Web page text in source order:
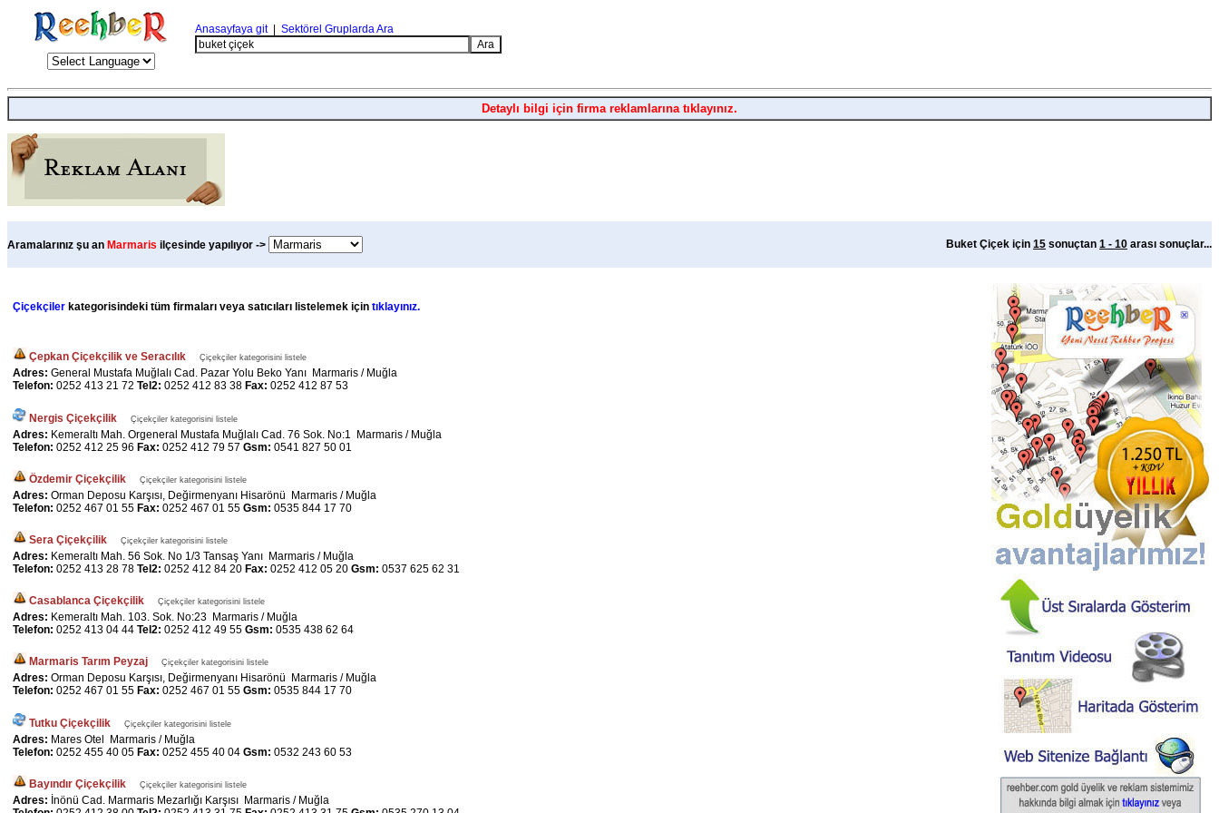
Anasayfaya git| Sektörel Gruplarda Ara
Detaylı bilgi için firma reklamlarına tıklayınız.
Aramalarınız şu an Marmaris ilçesinde yapılıyor -> Buket Çiçek için 15 sonuçtan 1 - 10 arası sonuçlar...
Çiçekçiler kategorisindeki tüm firmaları veya satıcıları listelemek için tıklayınız.
Çepkan Çiçekçilik ve Seracılık Çiçekçiler kategorisini listele
Adres: General Mustafa Muğlalı Cad. Pazar Yolu Beko Yanı Marmaris / Muğla
Telefon: 0252 413 21 72 Tel2: 0252 412 83 38 Fax: 0252 412 87 53
Nergis Çiçekçilik Çiçekçiler kategorisini listele
Adres: Kemeraltı Mah. Orgeneral Mustafa Muğlalı Cad. 76 Sok. No:1 Marmaris / Muğla
Telefon: 0252 412 25 96 Fax: 0252 412 79 57 Gsm: 0541 827 50 01
Özdemir Çiçekçilik Çiçekçiler kategorisini listele
Adres: Orman Deposu Karşısı, Değirmenyanı Hisarönü Marmaris / Muğla
Telefon: 0252 467 01 55 Fax: 0252 467 01 55 Gsm: 0535 844 17 70
Sera Çiçekçilik Çiçekçiler kategorisini listele
Adres: Kemeraltı Mah. 56 Sok. No 1/3 Tansaş Yanı Marmaris / Muğla
Telefon: 0252 413 28 78 Tel2: 0252 412 84 20 Fax: 0252 412 05 20 Gsm: 0537 625 62 31
Casablanca Çiçekçilik Çiçekçiler kategorisini listele
Adres: Kemeraltı Mah. 103. Sok. No:23 Marmaris / Muğla
Telefon: 0252 413 04 44 Tel2: 0252 412 49 55 Gsm: 0535 438 62 64
Marmaris Tarım Peyzaj Çiçekçiler kategorisini listele
Adres: Orman Deposu Karşısı, Değirmenyanı Hisarönü Marmaris / Muğla
Telefon: 0252 467 01 55 Fax: 0252 467 01 55 Gsm: 0535 844 17 70
Tutku Çiçekçilik Çiçekçiler kategorisini listele
Adres: Mares Otel Marmaris / Muğla
Telefon: 0252 455 40 05 Fax: 0252 455 40 04 Gsm: 0532 243 60 53
Bayındır Çiçekçilik Çiçekçiler kategorisini listele
Adres: İnönü Cad. Marmaris Mezarlığı Karşısı Marmaris / Muğla